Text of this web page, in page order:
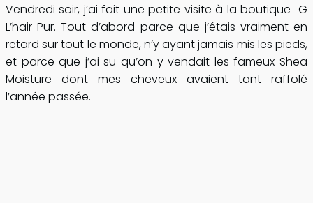
Vendredi soir, j’ai fait une petite visite à la boutique G
L’hair Pur. Tout d’abord parce que j’étais vraiment en
retard sur tout le monde, n’y ayant jamais mis les pieds,
et parce que j’ai su qu’on y vendait les fameux Shea
Moisture dont mes cheveux avaient tant raffolé
l’année passée.